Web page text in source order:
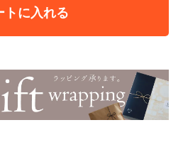
トに入れる